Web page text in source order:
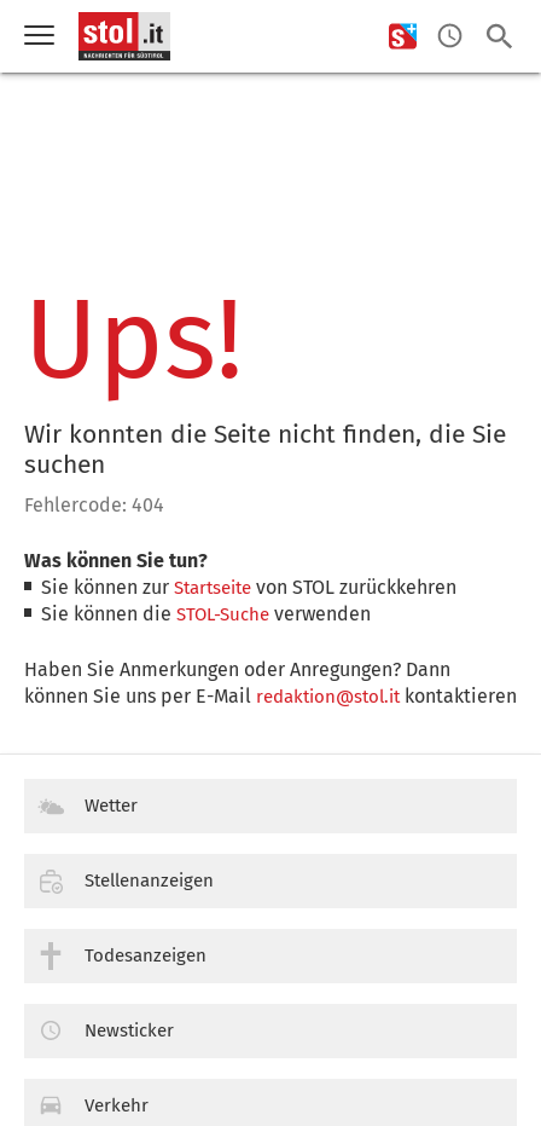
Ups!
Wir konnten die Seite nicht finden, die Sie
suchen
Fehlercode: 404
Was können Sie tun?
Sie können zurStartseite von STOL zurückkehren
Sie können dieSTOL-Suche verwenden
Haben Sie Anmerkungen oder Anregungen? Dann
können Sie uns per E-Mail redaktion@stol.itkontaktieren
Wetter
Stellenanzeigen
Todesanzeigen
Newsticker
Verkehr